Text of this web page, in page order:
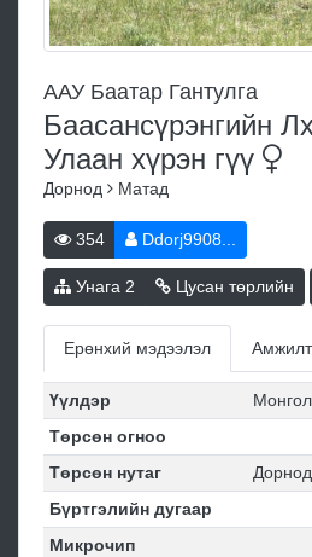
ААУ Баатар Гантулга
Баасансүрэнгийн
Улаан хүрэн гүү
Дорнод Матад
354 Ddorj9908...
Унага 2 Цусан төрлийн
Ерөнхий мэдээлэл Амжилт
Үүлдэр
Монгол
Төрсөн огноо
Төрсөн нутаг
Бүртгэлийн дугаар
Микрочип